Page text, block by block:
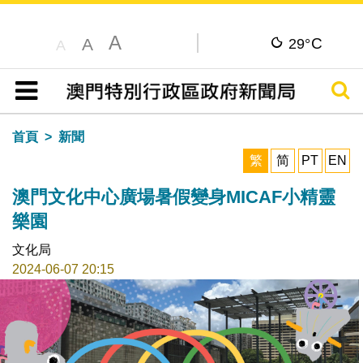
A A A 29°C
目錄
搜尋
首頁
新聞
繁
简 PT EN
澳門文化中心廣場暑假變身MICAF小精靈
樂園
文化局
2024-06-07 20:15